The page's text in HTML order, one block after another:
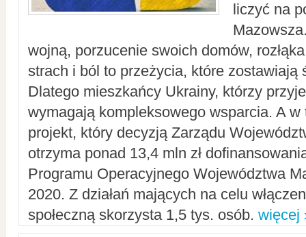
liczyć na
wojną, porzucenie swoich domów,
strach i ból to przeżycia, które zostawiają
Dlatego mieszkańcy Ukrainy, którzy
wymagają kompleksowego wsparcia. A w
projekt, który decyzją Zarządu
otrzyma ponad 13,4 mln zł
Programu Operacyjnego Województwa
2020. Z działań mających na celu
społeczną skorzysta 1,5 tys. osób. więcej